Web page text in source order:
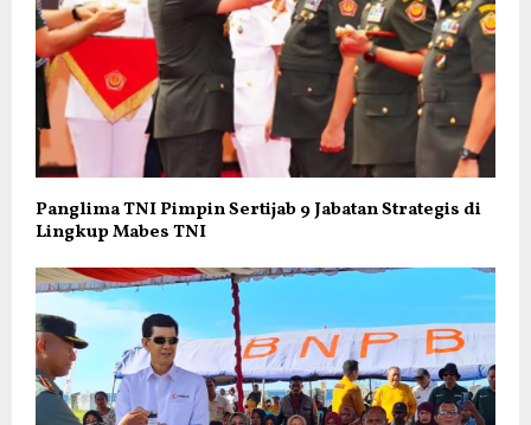
Panglima TNI Pimpin Sertijab 9 Jabatan Strategis di
Lingkup Mabes TNI